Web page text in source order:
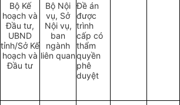
Bộ Kế
hoạch và
Đầu tư,
UBND
tỉnh/Sở Kế
hoạch và
Đầu tư
Bộ Nội
vụ, Sở
Nội vụ,
ban
ngành
liên quan
Đề án
được
trình
cấp có
thẩm
quyền
phê
duyệt